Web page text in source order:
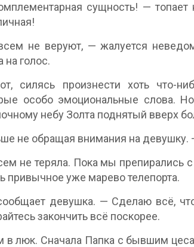
сущность! —
не веруют, — жалуется
голос.
силясь произнести хоть что-
особо эмоциональные слова.
небу Золта поднятый вверх
не обращая внимания на девушку.
не теряла. Пока мы
привычное уже марево телепорта.
девушка. — Сделаю всё,
закончить всё поскорее.
люк. Сначала Папка с бывшим